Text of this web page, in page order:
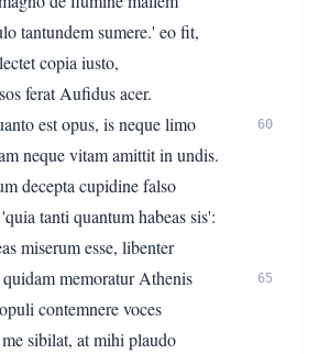
tantundem sumere.' eo fit,
copia iusto,
ferat Aufidus acer.
est opus, is neque limo
60
neque vitam amittit in undis.
decepta cupidine falso
tanti quantum habeas sis':
miserum esse, libenter
memoratur Athenis
65
contemnere voces
sibilat, at mihi plaudo